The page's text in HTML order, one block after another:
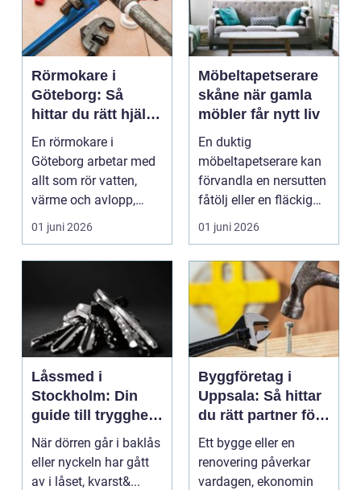
Rörmokare i
Göteborg: Så
hittar du rätt hjälp
för vatten, värme
och avlopp
En rörmokare i
Göteborg arbetar med
allt som rör vatten,
värme och avlopp,
b&ari...
01 juni 2026
Möbeltapetserare
skåne när gamla
möbler får nytt liv
En duktig
möbeltapetserare kan
förvandla en nersutten
fåtölj eller en fläckig
soffa till en favoritm...
01 juni 2026
Låssmed i
Stockholm: Din
guide till trygghet
och säkerhet
När dörren går i baklås
eller nyckeln har gått
av i låset, kvarst&...
Byggföretag i
Uppsala: Så hittar
du rätt partner för
ditt projekt
Ett bygge eller en
renovering påverkar
vardagen, ekonomin